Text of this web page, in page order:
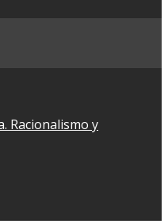
Racionalismo y